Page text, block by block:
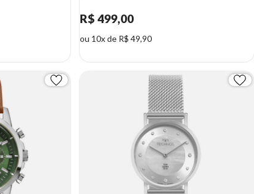
R$ 499,00
ou 10x de R$ 49,90